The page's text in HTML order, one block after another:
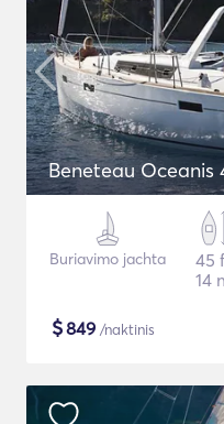
Beneteau Oceanis
Buriavimo jachta
45
14
$849 /naktinis